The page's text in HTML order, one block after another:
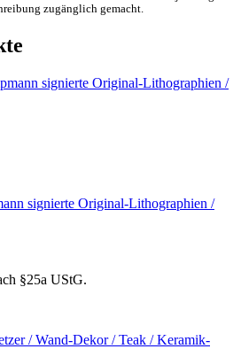
zugänglich gemacht.
signierte Original-Lithographien /
§25a UStG.